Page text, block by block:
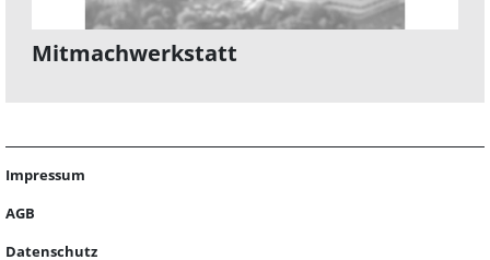
Mitmachwerkstatt
Impressum
AGB
Datenschutz